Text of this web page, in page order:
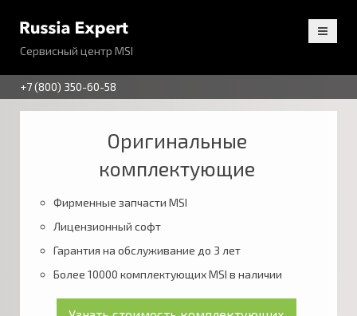
Сервисный центр MSI
+7 (800) 350-60-58
Оригинальные
комплектующие
Фирменные запчасти MSI
Лицензионный софт
Гарантия на обслуживание до 3 лет
Более 10000 комплектующих MSI в наличии